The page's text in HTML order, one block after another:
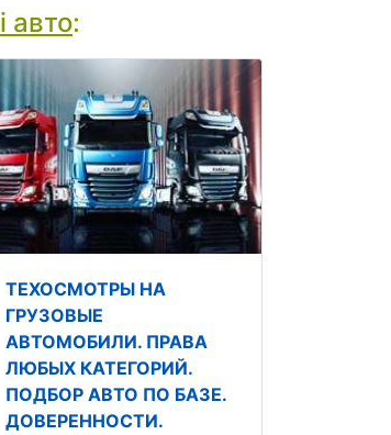
авто:
ТЕХОСМОТРЫ НА
ГРУЗОВЫЕ
АВТОМОБИЛИ. ПРАВА
ЛЮБЫХ КАТЕГОРИЙ.
ПОДБОР АВТО ПО БАЗЕ.
ДОВЕРЕННОСТИ.